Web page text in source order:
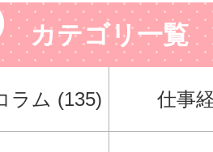
カテゴリ一覧
ラム (135) 仕事